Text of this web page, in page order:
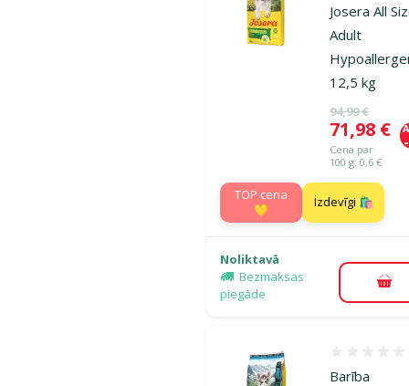
Josera All
Adult
12,5 kg
Oriģinālā
94,99 €
Cena
71,98 €
Cena par
100 g: 0,6 €
TOP cena
💛
Izdevīgi 🛍️
Noliktavā
Bezmaksas
piegāde
Barība